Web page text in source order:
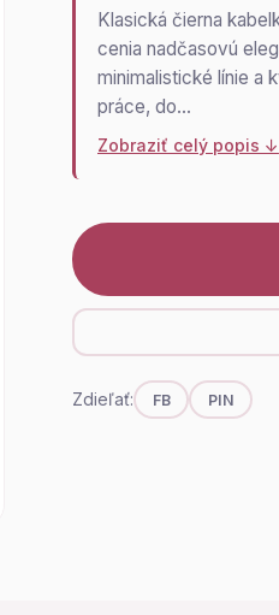
Klasická čierna
cenia nadčasovú
minimalistické línie a
práce, do…
Zobraziť celý popis ↓
Zdieľať: FB PIN